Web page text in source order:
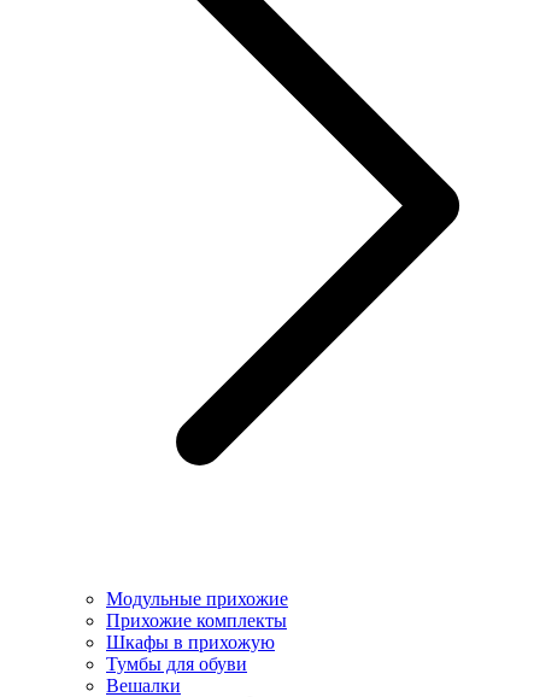
Модульные прихожие
Прихожие комплекты
Шкафы в прихожую
Тумбы для обуви
Вешалки